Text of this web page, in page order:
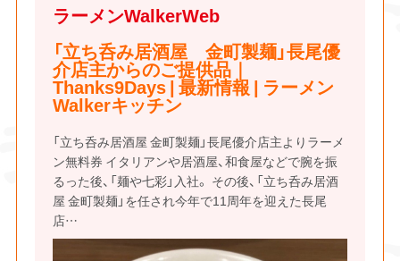
ラーメンWalkerWeb
「立ち呑み居酒屋 金町製麺」長尾優
介店主からのご提供品｜
Thanks9Days | 最新情報 | ラーメン
Walkerキッチン
「立ち呑み居酒屋 金町製麺」長尾優介店主よりラーメ
ン無料券 イタリアンや居酒屋、和食屋などで腕を振
るった後、「麺や七彩」入社。 その後、「立ち呑み居酒
屋 金町製麺」を任され今年で11周年を迎えた長尾
店…